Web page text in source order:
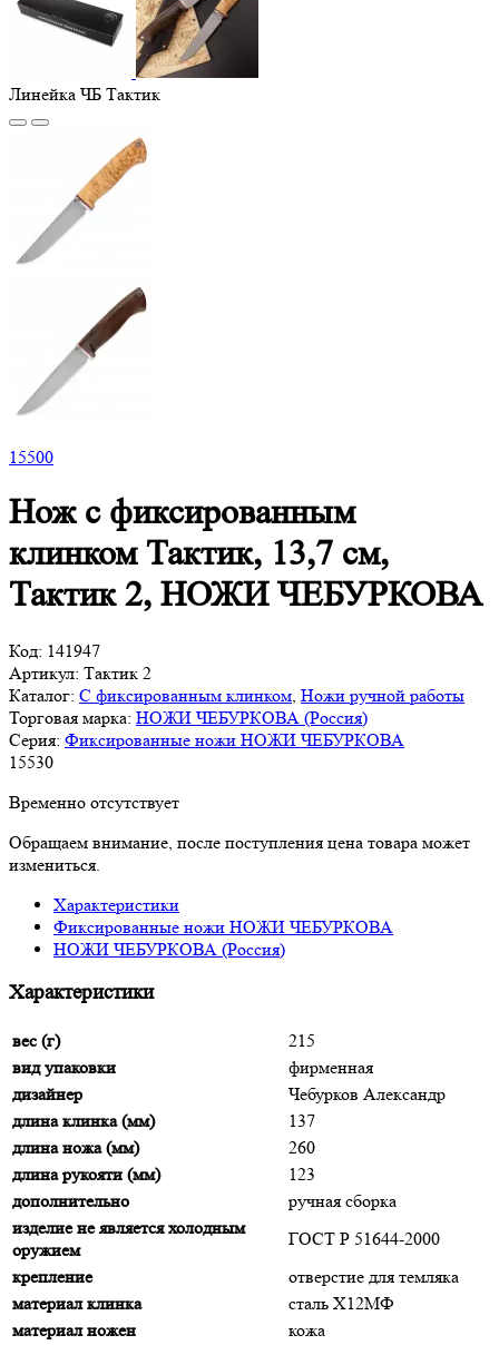
Линейка ЧБ Тактик
15500
Нож с фиксированным
клинком Тактик, 13,7 см,
Тактик 2, НОЖИ ЧЕБУРКОВА
Код: 141947
Артикул: Тактик 2
Каталог: С фиксированным клинком Ножи ручной работы
Торговая марка: НОЖИ ЧЕБУРКОВА (Россия)
Серия: Фиксированные ножи НОЖИ ЧЕБУРКОВА
15530
Временно отсутствует
Обращаем внимание, после поступления цена товара может
измениться.
Характеристики
Фиксированные ножи НОЖИ ЧЕБУРКОВА
НОЖИ ЧЕБУРКОВА (Россия)
Характеристики
вес (г)
215
вид упаковки
фирменная
дизайнер
Чебурков Александр
длина клинка (мм)
137
длина ножа (мм)
260
длина рукояти (мм)
123
дополнительно
ручная сборка
изделие не является холодным
оружием
ГОСТ Р 51644-2000
крепление
отверстие для темляка
материал клинка
сталь Х12МФ
материал ножен
кожа